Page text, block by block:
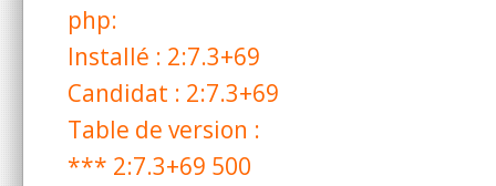
php:
Installé : 2:7.3+69
Candidat : 2:7.3+69
Table de version :
*** 2:7.3+69 500